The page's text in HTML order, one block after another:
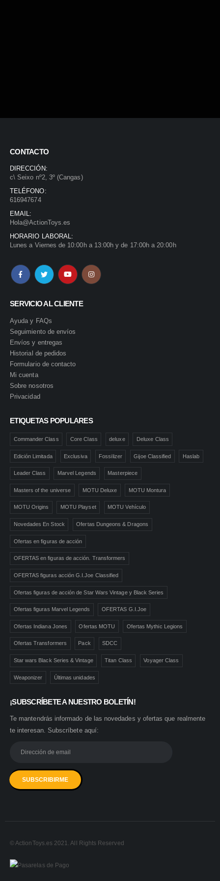
CONTACTO
DIRECCIÓN:
c\ Seixo nº2, 3º (Cangas)
TELÉFONO:
616947674
EMAIL:
Hola@ActionToys.es
HORARIO LABORAL:
Lunes a Viernes de 10:00h a 13:00h y de 17:00h a 20:00h
SERVICIO AL CLIENTE
Ayuda y FAQs
Seguimiento de envíos
Envíos y entregas
Historial de pedidos
Formulario de contacto
Mi cuenta
Sobre nosotros
Privacidad
ETIQUETAS POPULARES
Commander Class Core Class deluxe Deluxe Class
Edición Limitada Exclusiva Fossilizer Gijoe Classified Haslab
Leader Class Marvel Legends Masterpiece
Masters of the universe MOTU Deluxe MOTU Montura
MOTU Origins MOTU Playset MOTU Vehículo
Novedades En Stock Ofertas Dungeons & Dragons
Ofertas en figuras de acción
OFERTAS en figuras de acción. Transformers
OFERTAS figuras acción G.I.Joe Classified
Ofertas figuras de acción de Star Wars Vintage y Black Series
Ofertas figuras Marvel Legends OFERTAS G.I.Joe
Ofertas Indiana Jones Ofertas MOTU Ofertas Mythic Legions
Ofertas Transformers Pack SDCC
Star wars Black Series & Vintage Titan Class Voyager Class
Weaponizer Últimas unidades
¡SUBSCRÍBETE A NUESTRO BOLETÍN!
Te mantendrás informado de las novedades y ofertas que realmente
te interesan. Subscríbete aquí:
© ActionToys.es 2021. All Rights Reserved